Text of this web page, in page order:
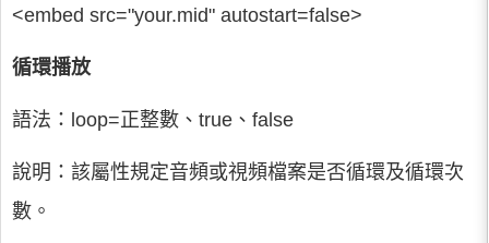
<embed src="your.mid" autostart=false>
循環播放
語法：loop=正整數、true、false
說明：該屬性規定音頻或視頻檔案是否循環及循環次
數。